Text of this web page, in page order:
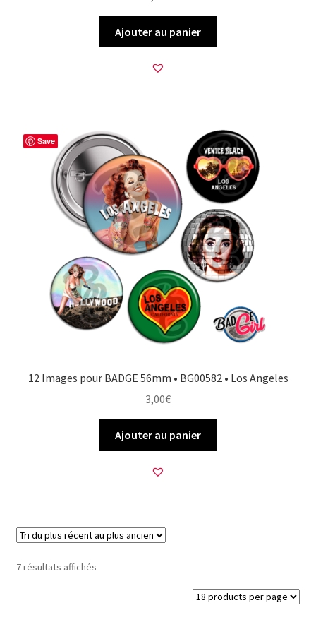
Ajouter au panier
Save
12 Images pour BADGE 56mm • BG00582 • Los Angeles
3,00€
Ajouter au panier
7 résultats affichésTrié